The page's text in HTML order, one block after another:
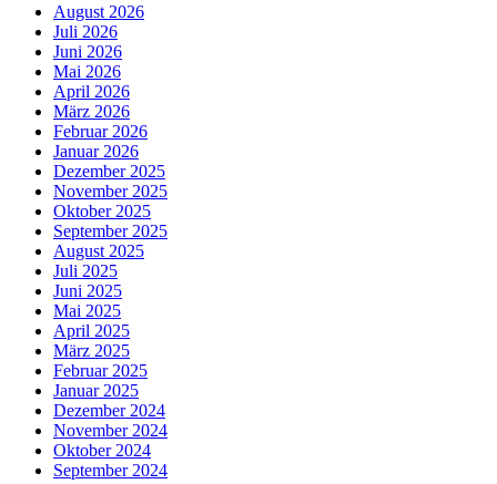
August 2026
Juli 2026
Juni 2026
Mai 2026
April 2026
März 2026
Februar 2026
Januar 2026
Dezember 2025
November 2025
Oktober 2025
September 2025
August 2025
Juli 2025
Juni 2025
Mai 2025
April 2025
März 2025
Februar 2025
Januar 2025
Dezember 2024
November 2024
Oktober 2024
September 2024